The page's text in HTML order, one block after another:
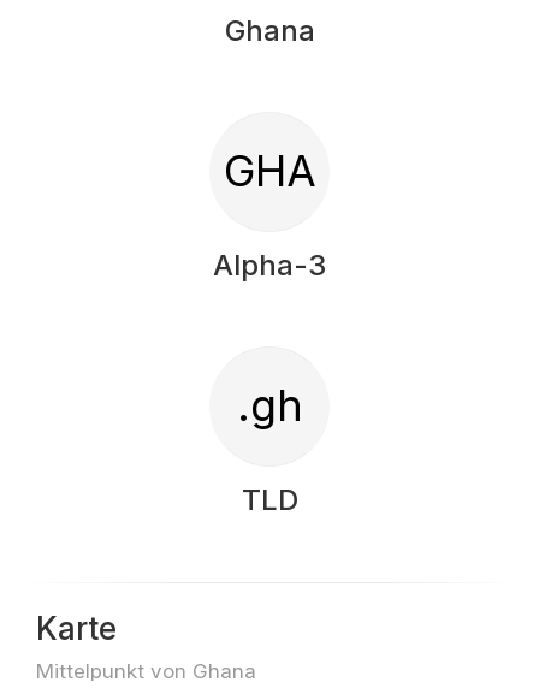
Ghana
GHA
Alpha-3
.gh
TLD
Karte
Mittelpunkt von Ghana